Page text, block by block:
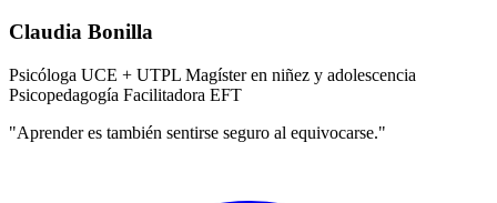
Claudia Bonilla
Psicóloga UCE + UTPL Magíster en niñez y adolescencia
Psicopedagogía Facilitadora EFT
"Aprender es también sentirse seguro al equivocarse."